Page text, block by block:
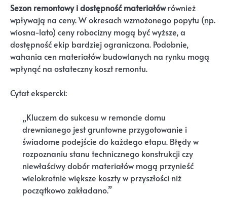
Sezon remontowy i dostępność materiałówrównież
wpływają na ceny. W okresach wzmożonego popytu (np.
wiosna-lato) ceny robocizny mogą być wyższe, a
dostępność ekip bardziej ograniczona. Podobnie,
wahania cen materiałów budowlanych na rynku mogą
wpłynąć na ostateczny koszt remontu.
Cytat ekspercki:
„Kluczem do sukcesu w remoncie domu
drewnianego jest gruntowne przygotowanie i
świadome podejście do każdego etapu. Błędy w
rozpoznaniu stanu technicznego konstrukcji czy
niewłaściwy dobór materiałów mogą przynieść
wielokrotnie większe koszty w przyszłości niż
początkowo zakładano.”